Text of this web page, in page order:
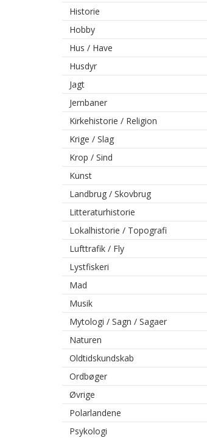
Historie
Hobby
Hus / Have
Husdyr
Jagt
Jernbaner
Kirkehistorie / Religion
Krige / Slag
Krop / Sind
Kunst
Landbrug / Skovbrug
Litteraturhistorie
Lokalhistorie / Topografi
Lufttrafik / Fly
Lystfiskeri
Mad
Musik
Mytologi / Sagn / Sagaer
Naturen
Oldtidskundskab
Ordbøger
Øvrige
Polarlandene
Psykologi